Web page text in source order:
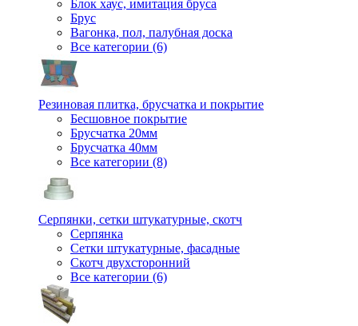
Блок хаус, имитация бруса
Брус
Вагонка, пол, палубная доска
Все категории (6)
Резиновая плитка, брусчатка и покрытие
Бесшовное покрытие
Брусчатка 20мм
Брусчатка 40мм
Все категории (8)
Серпянки, сетки штукатурные, скотч
Серпянка
Сетки штукатурные, фасадные
Скотч двухсторонний
Все категории (6)